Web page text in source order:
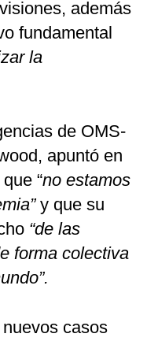
además
fundamental
la
de OMS-
apuntó en
“no estamos
y que su
“de las
forma colectiva
casos